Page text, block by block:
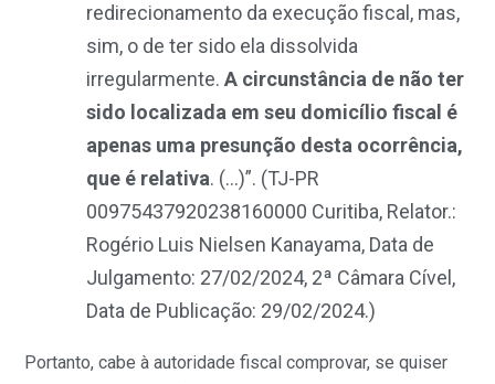
redirecionamento da execução fiscal, mas,
sim, o de ter sido ela dissolvida
irregularmente.A circunstância de não ter
sido localizada em seu domicílio fiscal é
apenas uma presunção desta ocorrência,
que é relativa. (…)”. (TJ-PR
00975437920238160000 Curitiba, Relator.:
Rogério Luis Nielsen Kanayama, Data de
Julgamento: 27/02/2024, 2ª Câmara Cível,
Data de Publicação: 29/02/2024.)
Portanto, cabe à autoridade fiscal comprovar, se quiser